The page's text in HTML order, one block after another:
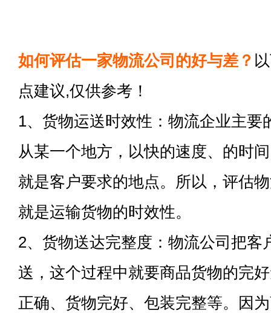
如何评估一家物流公司的好与差？
点建议,仅供参考！
1、货物运送时效性：物流企业主要
从某一个地方，以快的速度、的时
就是客户要求的地点。所以，评估
就是运输货物的时效性。
2、货物送达完整度：物流公司把客
送，这个过程中就要商品货物的完
正确、货物完好、包装完整等。因